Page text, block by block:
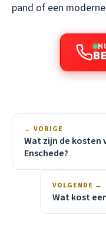
pand of een
← VORIGE
Wat zijn de kosten
Enschede?
VOLGENDE →
Wat kost